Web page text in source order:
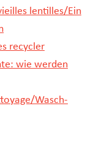
lentilles/Ein
recycler
wie werden
Wasch-